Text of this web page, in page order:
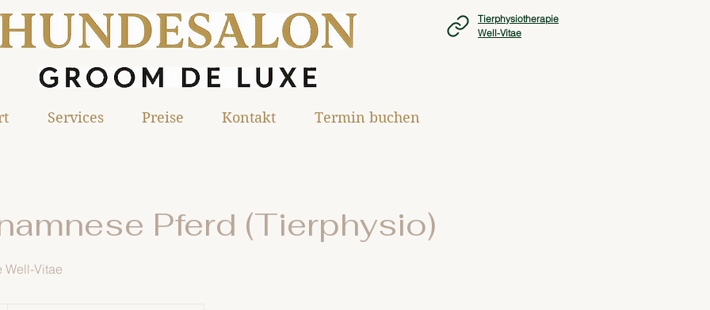
Tierphysiotherapie
Well-Vitae
Services Preise Kontakt Termin buchen
Pferd (Tierphysio)
Well-Vitae